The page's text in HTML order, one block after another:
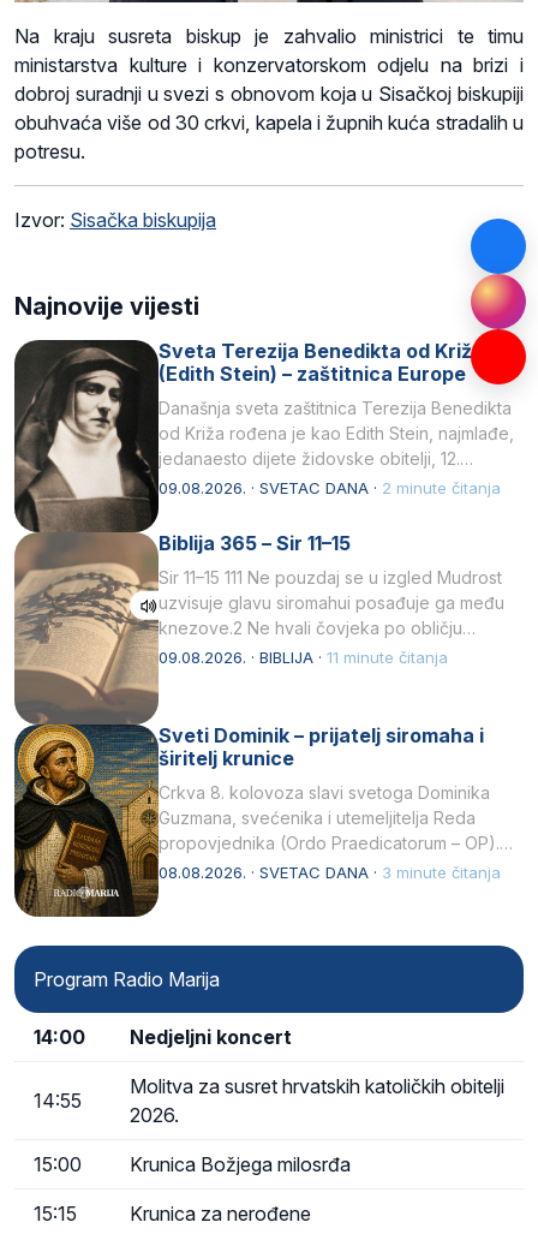
Na kraju susreta biskup je zahvalio ministrici te timu
ministarstva kulture i konzervatorskom odjelu na brizi i
dobroj suradnji u svezi s obnovom koja u Sisačkoj biskupiji
obuhvaća više od 30 crkvi, kapela i župnih kuća stradalih u
potresu.
Izvor: Sisačka biskupija
Najnovije vijesti
Sveta Terezija Benedikta od Križa
(Edith Stein) – zaštitnica Europe
Današnja sveta zaštitnica Terezija Benedikta
od Križa rođena je kao Edith Stein, najmlađe,
jedanaesto dijete židovske obitelji, 12.
listopada 1891, u Wrocławu…
09.08.2026. · SVETAC DANA · 2 minute čitanja
Biblija 365 – Sir 11–15
Sir 11–15 111 Ne pouzdaj se u izgled Mudrost
uzvisuje glavu siromahui posađuje ga među
knezove.2 Ne hvali čovjeka po obličju
njegovui…
09.08.2026. · BIBLIJA · 11 minute čitanja
Sveti Dominik – prijatelj siromaha i
širitelj krunice
Crkva 8. kolovoza slavi svetoga Dominika
Guzmana, svećenika i utemeljitelja Reda
propovjednika (Ordo Praedicatorum – OP).
Svojim životom, dubokom ljubavlju prema
08.08.2026. · SVETAC DANA · 3 minute čitanja
Program Radio Marija
14:00 Nedjeljni koncert
14:55
Molitva za susret hrvatskih katoličkih obitelji
2026.
15:00 Krunica Božjega milosrđa
15:15 Krunica za nerođene